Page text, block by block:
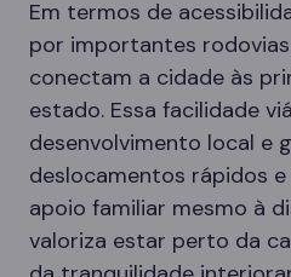
Em termos de
por importantes
conectam a cidade às
estado. Essa facilidade
desenvolvimento local e
deslocamentos rápidos
apoio familiar mesmo à
valoriza estar perto da